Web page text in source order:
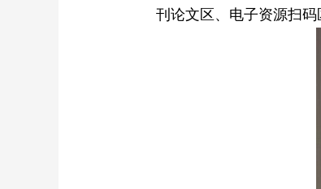
刊论文区、电子资源扫码